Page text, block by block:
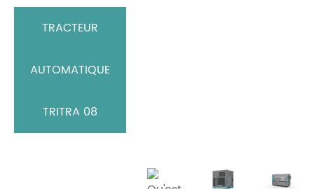
TRACTEUR
AUTOMATIQUE
TRITRA 08